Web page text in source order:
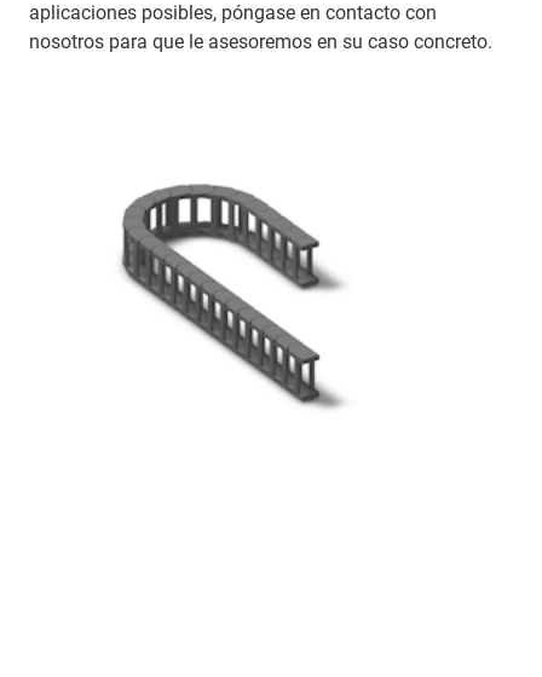
aplicaciones posibles, póngase en contacto con
nosotros para que le asesoremos en su caso concreto.